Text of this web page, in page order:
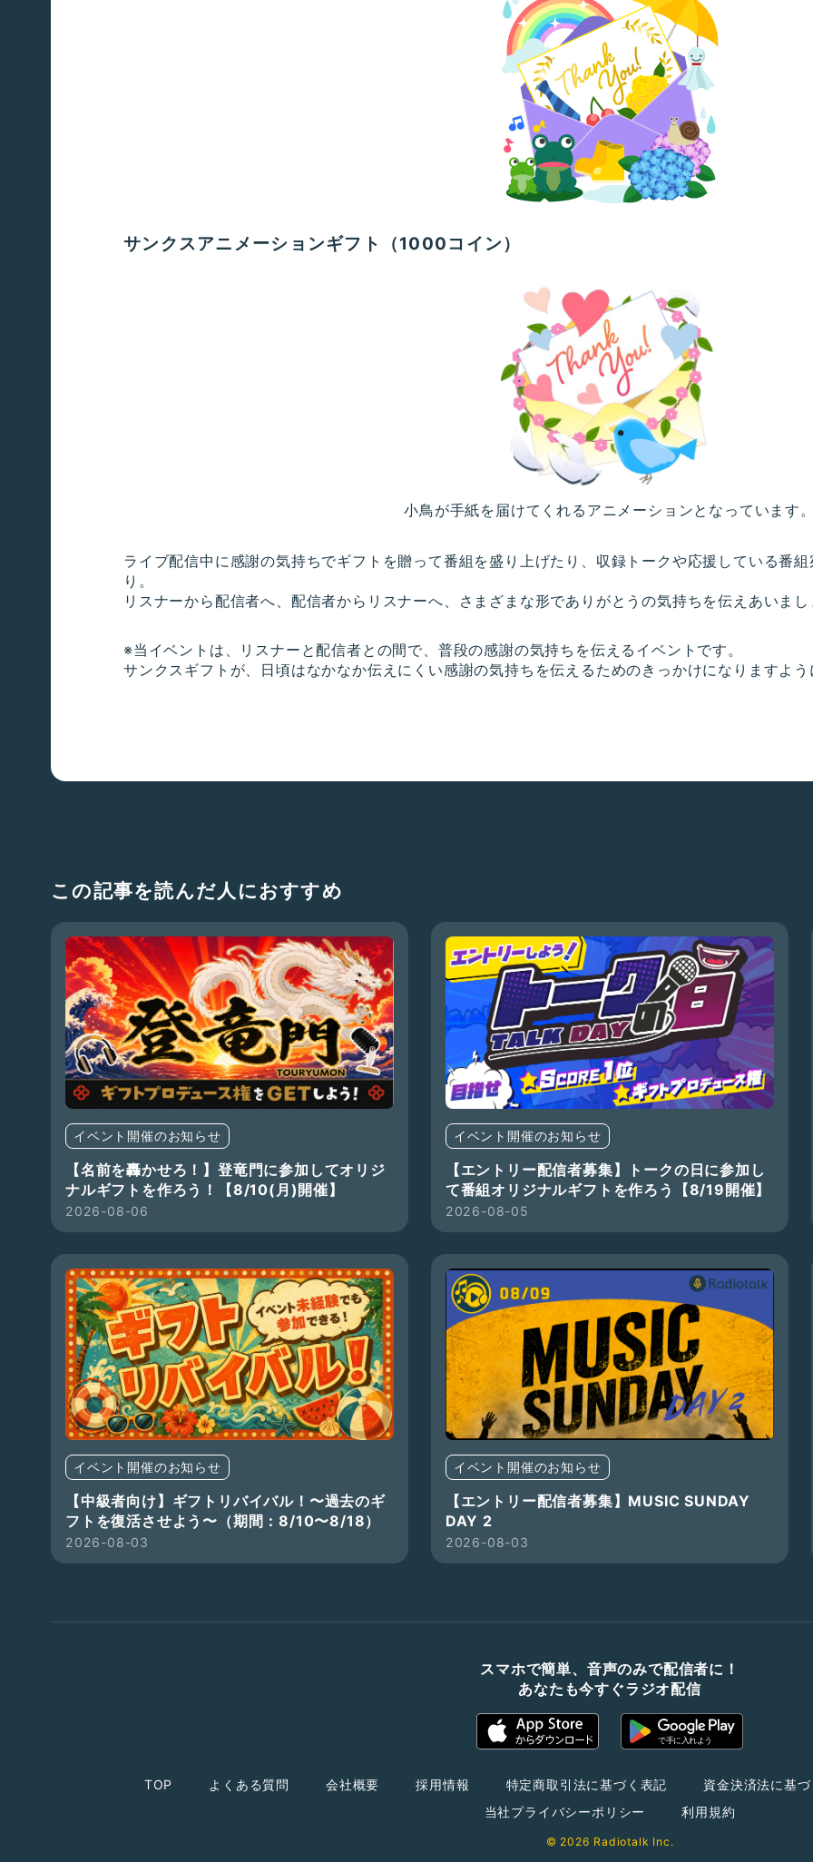
サンクスアニメーションギフト（1000コイン）
小鳥が手紙を届けてくれるアニメーションとなっています
ライブ配信中に感謝の気持ちでギフトを贈って番組を盛り上げたり、収録トークや応援している番
り。
リスナーから配信者へ、配信者からリスナーへ、さまざまな形でありがとうの気持ちを伝えあいま
※当イベントは、リスナーと配信者との間で、普段の感謝の気持ちを伝えるイベントです。
サンクスギフトが、日頃はなかなか伝えにくい感謝の気持ちを伝えるためのきっかけになりますよう
この記事を読んだ人におすすめ
イベント開催のお知らせ
【名前を轟かせろ！】登竜門に参加してオリジ
ナルギフトを作ろう！【8/10(月)開催】
2026-08-06
イベント開催のお知らせ
【エントリー配信者募集】トークの日に参加し
て番組オリジナルギフトを作ろう【8/19開催】
2026-08-05
イベント開催のお知らせ
【中級者向け】ギフトリバイバル！〜過去のギ
フトを復活させよう〜（期間：8/10〜8/18）
2026-08-03
イベント開催のお知らせ
【エントリー配信者募集】MUSIC SUNDAY
DAY 2
2026-08-03
スマホで簡単、音声のみで配信者に！
あなたも今すぐラジオ配信
TOP よくある質問 会社概要 採用情報 特定商取引法に基づく表記
資金決済法に基
当社プライバシーポリシー
利用規約
© 2026 Radiotalk Inc.